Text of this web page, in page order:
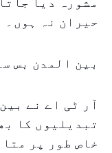
حیران نہ ہوں۔
بین المدن بس
آر ٹی اے نے
خاص طور پر